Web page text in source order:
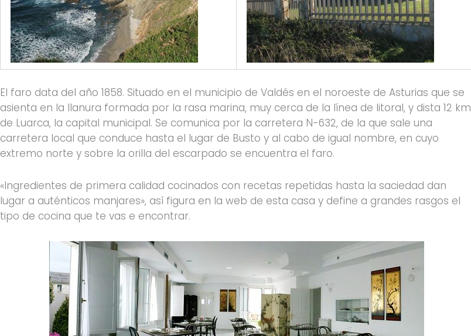
El faro data del año 1858. Situado en el municipio de Valdés en el noroeste de Asturias que se
asienta en la llanura formada por la rasa marina, muy cerca de la línea de litoral, y dista 12 km
de Luarca, la capital municipal. Se comunica por la carretera N-632, de la que sale una
carretera local que conduce hasta el lugar de Busto y al cabo de igual nombre, en cuyo
extremo norte y sobre la orilla del escarpado se encuentra el faro.
«Ingredientes de primera calidad cocinados con recetas repetidas hasta la saciedad dan
lugar a auténticos manjares», así figura en la web de esta casa y define a grandes rasgos el
tipo de cocina que te vas e encontrar.